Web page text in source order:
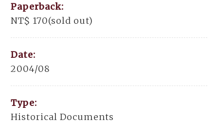
Paperback:
NT$ 170(sold out)
Date:
2004/08
Type:
Historical Documents